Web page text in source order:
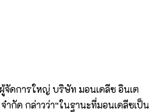
จัดการใหญ่ บริษัท มอนเดลีซ อินเต
ำกัด กล่าวว่า“ในฐานะที่มอนเดลีซเป็น